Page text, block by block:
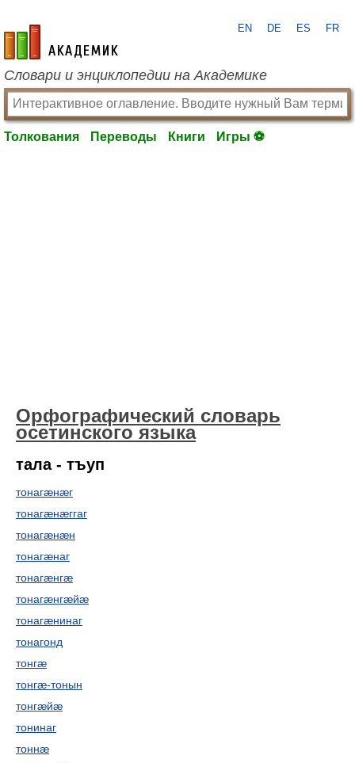
academic.ru
EN DE ES FR
Словари и энциклопедии на Академике
Толкования Переводы Книги Игры ⚽
Орфографический словарь
осетинского языка
тала - тъуп
тонагæнæг
тонагæнæггаг
тонагæнæн
тонагæнаг
тонагæнгæ
тонагæнгæйæ
тонагæнинаг
тонагонд
тонгæ
тонгæ-тонын
тонгæйæ
тонинаг
тоннæ